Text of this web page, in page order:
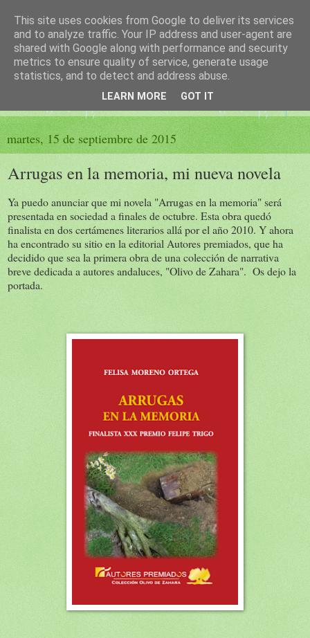
El sueño de las palabras
PÁGINA LITERARIA DE FELISA MORENO
martes, 15 de septiembre de 2015
Arrugas en la memoria, mi nueva novela
Ya puedo anunciar que mi novela "Arrugas en la memoria" será
presentada en sociedad a finales de octubre. Esta obra quedó
finalista en dos certámenes literarios allá por el año 2010. Y ahora
ha encontrado su sitio en la editorial Autores premiados, que ha
decidido que sea la primera obra de una colección de narrativa
breve dedicada a autores andaluces, "Olivo de Zahara". Os dejo la
portada.
This site uses cookies from Google to deliver its services
and to analyze traffic. Your IP address and user-agent are
shared with Google along with performance and security
metrics to ensure quality of service, generate usage
statistics, and to detect and address abuse.
LEARN MORE GOT IT